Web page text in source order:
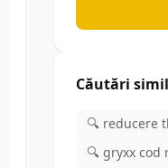
Căutări
🔍 reducere
🔍 gryxx cod